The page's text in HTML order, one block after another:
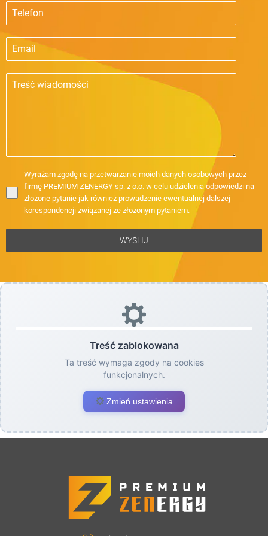
Wyrażam zgodę na przetwarzanie moich danych osobowych przez
firmę PREMIUM ZENERGY sp. z o.o. w celu udzielenia odpowiedzi na
złożone pytanie jak również prowadzenie ewentualnej dalszej
korespondencji związanej ze złożonym pytaniem.
WYŚLIJ
Treść zablokowana
Ta treść wymaga zgody na cookies
funkcjonalnych.
Zmień ustawienia